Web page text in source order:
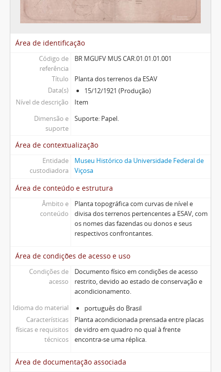
Área de identificação
Código de
referência
BR MGUFV MUS CAR.01.01.01.001
Título
Planta dos terrenos da ESAV
Data(s)
15/12/1921 (Produção)
Nível de descrição
Item
Dimensão e
suporte
Suporte: Papel.
Área de contextualização
Entidade
custodiadora
Museu Histórico da Universidade Federal de
Viçosa
Área de conteúdo e estrutura
Âmbito e
conteúdo
Planta topográfica com curvas de nível e
divisa dos terrenos pertencentes a ESAV, com
os nomes das fazendas ou donos e seus
respectivos confrontantes.
Área de condições de acesso e uso
Condições de
acesso
Documento físico em condições de acesso
restrito, devido ao estado de conservação e
acondicionamento.
Idioma do material
português do Brasil
Características
físicas e requisitos
técnicos
Planta acondicionada prensada entre placas
de vidro em quadro no qual à frente
encontra-se uma réplica.
Área de documentação associada